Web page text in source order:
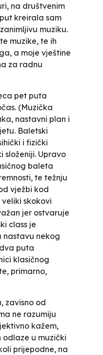
na društvenim
kreirala sam
muziku.
muzike, te ih
a moje vještine
za radnu
pet puta
(Muzička
nastavni plan i
Baletski
i fizički
složeniji. Upravo
baleta
te težnju
vježbi kod
skokovi
jer ostvaruje
class je
nastavu nekog
puta
klasičnog
primarno,
zavisno od
ne razumiju
kažem,
odlaze u muzički
prijepodne, na